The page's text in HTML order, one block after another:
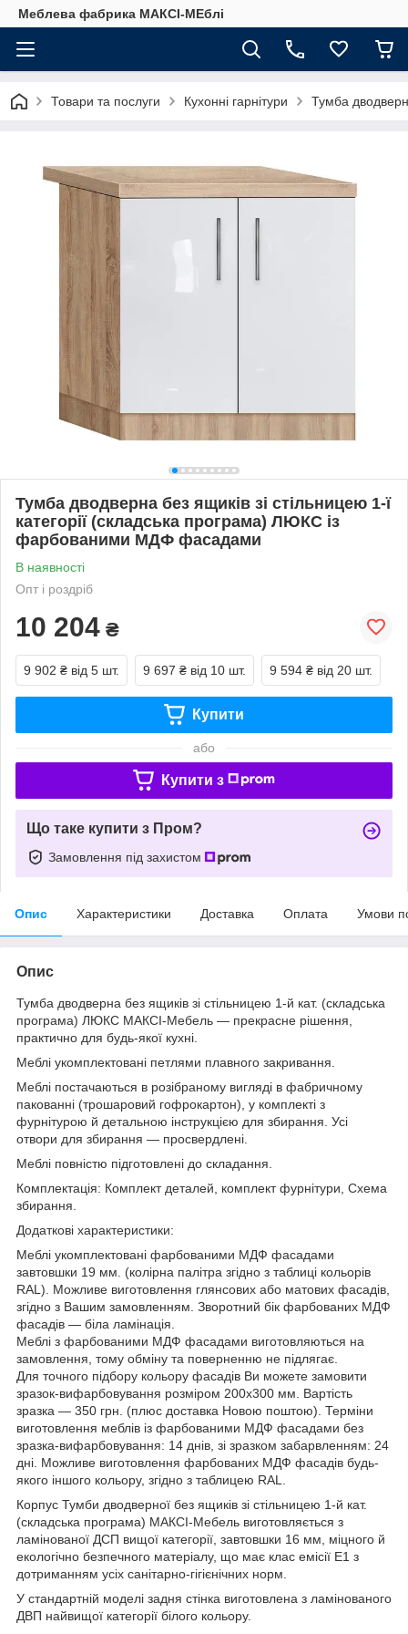
Меблева фабрика МАКСІ-МЕблі
Товари та послуги Кухонні гарнітури Тумба
Тумба дводверна без ящиків зі стільницею 1-ї
категорії (складська програма) ЛЮКС із
фарбованими МДФ фасадами
В наявності
Опт і роздріб
10 204 ₴
9 902 ₴ від 5 шт. 9 697 ₴ від 10 шт. 9 594 ₴ від 20 шт.
Купити
або
Купити з
Що таке купити з Пром?
Замовлення під захистом
Опис Характеристики Доставка Оплата Умови
Опис
Тумба дводверна без ящиків зі стільницею 1-й кат. (складська
програма) ЛЮКС МАКСІ-Мебель — прекрасне рішення,
практично для будь-якої кухні.
Меблі укомплектовані петлями плавного закривання.
Меблі постачаються в розібраному вигляді в фабричному
пакованні (трошаровий гофрокартон), у комплекті з
фурнітурою й детальною інструкцією для збирання. Усі
отвори для збирання — просвердлені.
Меблі повністю підготовлені до складання.
Комплектація: Комплект деталей, комплект фурнітури, Схема
збирання.
Додаткові характеристики:
Меблі укомплектовані фарбованими МДФ фасадами
завтовшки 19 мм. (колірна палітра згідно з таблиці кольорів
RAL). Можливе виготовлення глянсових або матових фасадів,
згідно з Вашим замовленням. Зворотний бік фарбованих МДФ
фасадів — біла ламінація.
Меблі з фарбованими МДФ фасадами виготовляються на
замовлення, тому обміну та поверненню не підлягає.
Для точного підбору кольору фасадів Ви можете замовити
зразок-вифарбовування розміром 200х300 мм. Вартість
зразка — 350 грн. (плюс доставка Новою поштою). Терміни
виготовлення меблів із фарбованими МДФ фасадами без
зразка-вифарбовування: 14 днів, зі зразком забарвленням: 24
дні. Можливе виготовлення фарбованих МДФ фасадів будь-
якого іншого кольору, згідно з таблицею RAL.
Корпус Тумби дводверної без ящиків зі стільницею 1-й кат.
(складська програма) МАКСІ-Мебель виготовляється з
ламінованої ДСП вищої категорії, завтовшки 16 мм, міцного й
екологічно безпечного матеріалу, що має клас емісії Е1 з
дотриманням усіх санітарно-гігієнічних норм.
У стандартній моделі задня стінка виготовлена з ламінованого
ДВП найвищої категорії білого кольору.